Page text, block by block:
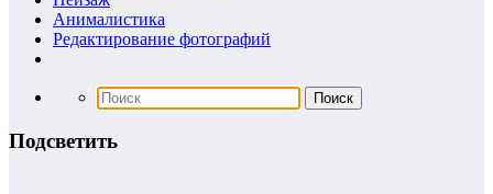
Анималистика
Редактирование фотографий
Подсветить